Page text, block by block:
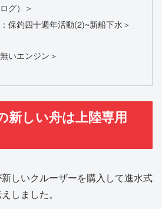
グ）＞
保釣四十週年活動(2)~新船下水＞
いエンジン＞
新しい舟は上陸専用
しいクルーザーを購入して進水式
しました。